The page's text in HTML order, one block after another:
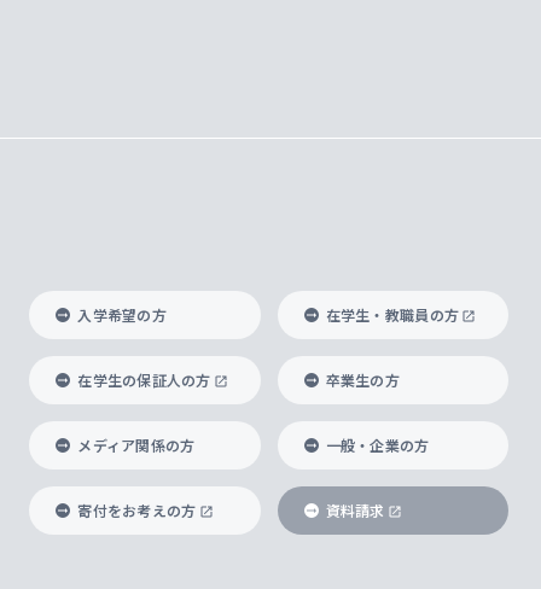
入学希望の方 在学生・教職員の方
在学生の保証人の方 卒業生の方
メディア関係の方 一般・企業の方
寄付をお考えの方 資料請求